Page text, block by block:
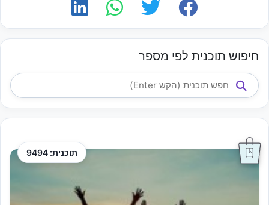
חיפוש תוכנית לפי מספר
תוכנית: 9494